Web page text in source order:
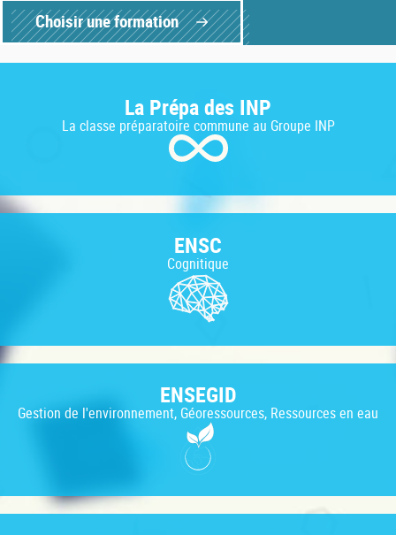
Choisir une formation
La Prépa des INP
La classe préparatoire commune au Groupe INP
ENSC
Cognitique
ENSEGID
Gestion de l'environnement, Géoressources, Ressources en eau